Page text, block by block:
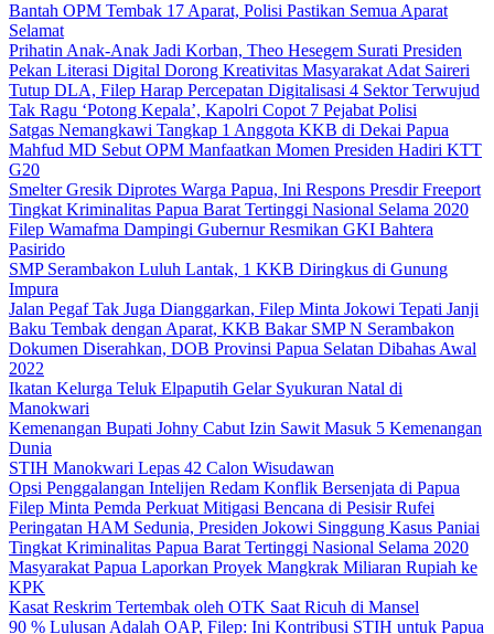
Bantah OPM Tembak 17 Aparat, Polisi Pastikan Semua Aparat
Selamat
Prihatin Anak-Anak Jadi Korban, Theo Hesegem Surati Presiden
Pekan Literasi Digital Dorong Kreativitas Masyarakat Adat Saireri
Tutup DLA, Filep Harap Percepatan Digitalisasi 4 Sektor Terwujud
Tak Ragu ‘Potong Kepala’, Kapolri Copot 7 Pejabat Polisi
Satgas Nemangkawi Tangkap 1 Anggota KKB di Dekai Papua
Mahfud MD Sebut OPM Manfaatkan Momen Presiden Hadiri KTT
G20
Smelter Gresik Diprotes Warga Papua, Ini Respons Presdir Freeport
Tingkat Kriminalitas Papua Barat Tertinggi Nasional Selama 2020
Filep Wamafma Dampingi Gubernur Resmikan GKI Bahtera
Pasirido
SMP Serambakon Luluh Lantak, 1 KKB Diringkus di Gunung
Impura
Jalan Pegaf Tak Juga Dianggarkan, Filep Minta Jokowi Tepati Janji
Baku Tembak dengan Aparat, KKB Bakar SMP N Serambakon
Dokumen Diserahkan, DOB Provinsi Papua Selatan Dibahas Awal
2022
Ikatan Kelurga Teluk Elpaputih Gelar Syukuran Natal di
Manokwari
Kemenangan Bupati Johny Cabut Izin Sawit Masuk 5 Kemenangan
Dunia
STIH Manokwari Lepas 42 Calon Wisudawan
Opsi Penggalangan Intelijen Redam Konflik Bersenjata di Papua
Filep Minta Pemda Perkuat Mitigasi Bencana di Pesisir Rufei
Peringatan HAM Sedunia, Presiden Jokowi Singgung Kasus Paniai
Tingkat Kriminalitas Papua Barat Tertinggi Nasional Selama 2020
Masyarakat Papua Laporkan Proyek Mangkrak Miliaran Rupiah ke
KPK
Kasat Reskrim Tertembak oleh OTK Saat Ricuh di Mansel
90 % Lulusan Adalah OAP, Filep: Ini Kontribusi STIH untuk Papua